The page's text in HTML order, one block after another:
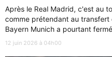
Après le Real Madrid, c'est au
comme prétendant au transfert
Bayern Munich a pourtant
12 juin 2026 à 04h00